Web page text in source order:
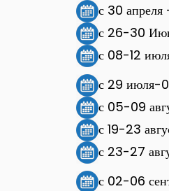
с 30
с 26-30
с 08-12
с 29 июля-
с 05-09
с 19-23
с 23-27
с 02-06